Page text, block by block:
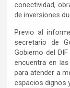
conectividad,
de inversiones
Previo al
secretario de
Gobierno del
encuentra en
para atender a
espacios dignos